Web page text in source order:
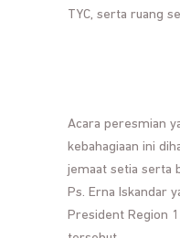
TYC, serta ruang
Acara peresmian
kebahagiaan ini
jemaat setia serta
Ps. Erna Iskandar
President Region